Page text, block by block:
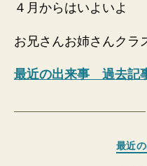
４月からはいよいよ
お兄さんお姉さんク
最近の出来事 過去記
最近